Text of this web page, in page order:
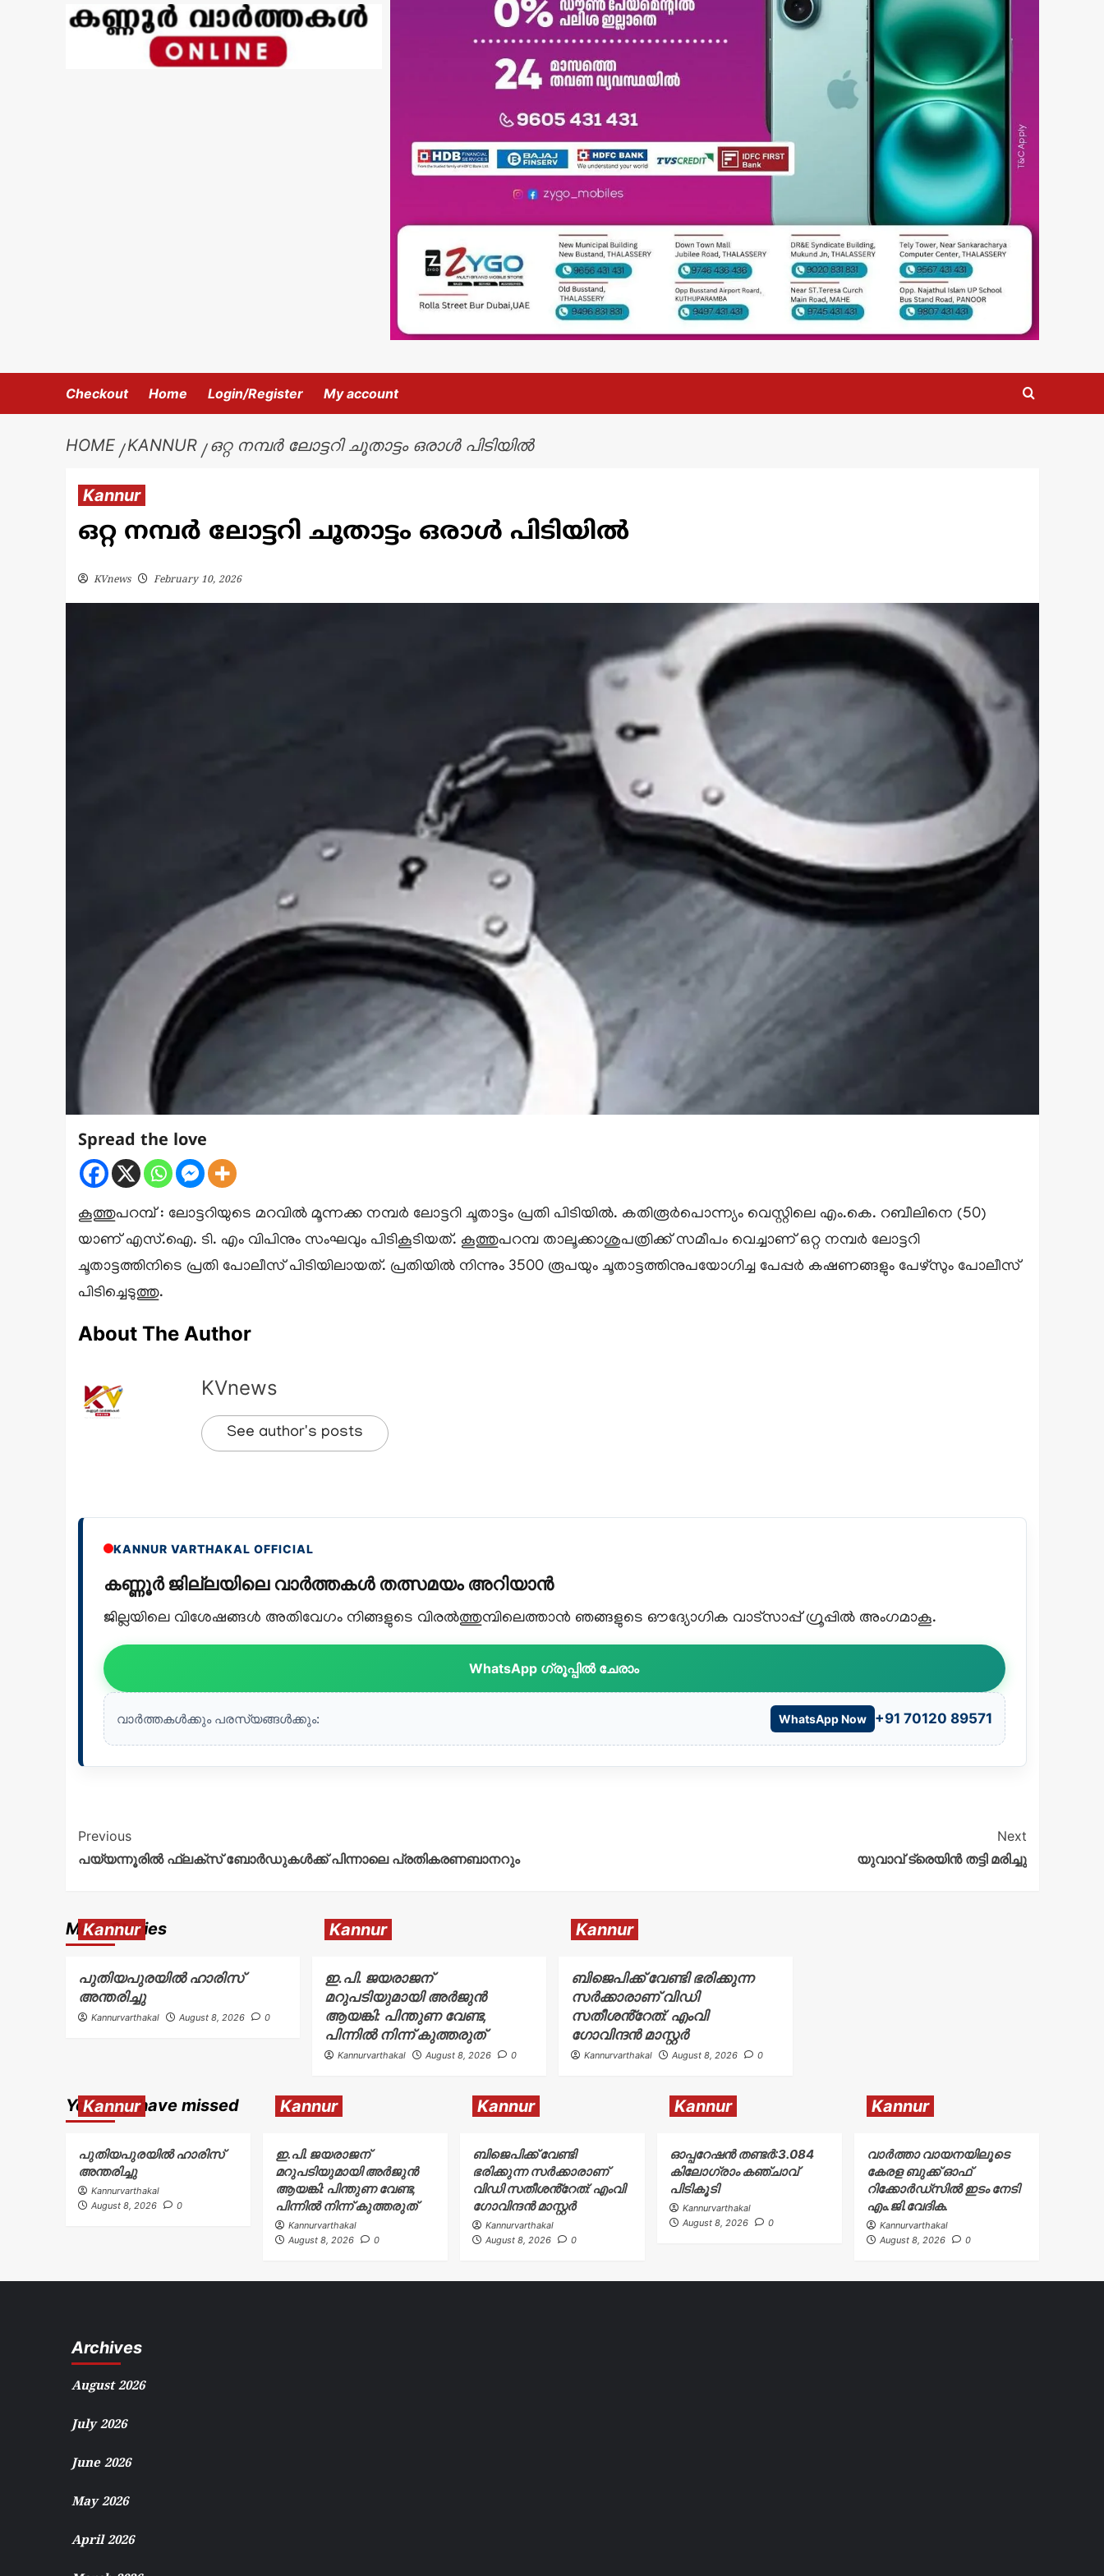
Checkout Home Login/Register My account
HOME KANNUR ഒറ്റ നമ്പർ ലോട്ടറി ചൂതാട്ടം ഒരാൾ പിടിയിൽ
Kannur
ഒറ്റ നമ്പർ ലോട്ടറി ചൂതാട്ടം ഒരാൾ പിടിയിൽ
KVnews February 10, 2026
Spread the love
കൂത്തുപറമ്പ് : ലോട്ടറിയുടെ മറവിൽ മൂന്നക്ക നമ്പർ ലോട്ടറി ചൂതാട്ടം പ്രതി പിടിയിൽ. കതിരൂർപൊന്ന്യം വെസ്റ്റിലെ എം.കെ. റബീലിനെ (50)
യാണ് എസ്.ഐ. ടി. എം വിപിനും സംഘവും പിടികൂടിയത്. കൂത്തുപറമ്പ താലൂക്കാശുപത്രിക്ക് സമീപം വെച്ചാണ് ഒറ്റ നമ്പർ ലോട്ടറി
ചൂതാട്ടത്തിനിടെ പ്രതി പോലീസ് പിടിയിലായത്. പ്രതിയിൽ നിന്നും 3500 രൂപയും ചൂതാട്ടത്തിനുപയോഗിച്ച പേപ്പർ കഷണങ്ങളും പേഴ്സും പോലീസ്
പിടിച്ചെടുത്തു.
About The Author
KVnews
See author's posts
KANNUR VARTHAKAL OFFICIAL
കണ്ണൂർ ജില്ലയിലെ വാർത്തകൾ തത്സമയം അറിയാൻ
ജില്ലയിലെ വിശേഷങ്ങൾ അതിവേഗം നിങ്ങളുടെ വിരൽത്തുമ്പിലെത്താൻ ഞങ്ങളുടെ ഔദ്യോഗിക വാട്സാപ്പ് ഗ്രൂപ്പിൽ അംഗമാകൂ.
WhatsApp ഗ്രൂപ്പിൽ ചേരാം
വാർത്തകൾക്കും പരസ്യങ്ങൾക്കും: WhatsApp Now +91 70120 89571
Previous
പയ്യന്നൂരിൽ ഫ്ലക്സ് ബോർഡുകൾക്ക് പിന്നാലെ പ്രതികരണബാനറും
Next
യുവാവ് ട്രെയിൻ തട്ടി മരിച്ചു
More Stories
Kannur
പുതിയപുരയിൽ ഹാരിസ്
അന്തരിച്ചു
Kannurvarthakal August 8, 2026 0
Kannur
ഇ.പി. ജയരാജന്
മറുപടിയുമായി അർജുൻ
ആയങ്കി: പിന്തുണ വേണ്ട,
പിന്നിൽ നിന്ന് കുത്തരുത്
Kannurvarthakal August 8, 2026 0
Kannur
ബിജെപിക്ക് വേണ്ടി ഭരിക്കുന്ന
സർക്കാരാണ് വിഡി
സതീശൻ്റേത്: എംവി
ഗോവിന്ദൻ മാസ്റ്റർ
Kannurvarthakal August 8, 2026 0
You may have missed
Kannur
പുതിയപുരയിൽ ഹാരിസ്
അന്തരിച്ചു
Kannurvarthakal
August 8, 2026
0
Kannur
ഇ.പി. ജയരാജന്
മറുപടിയുമായി അർജുൻ
ആയങ്കി: പിന്തുണ വേണ്ട,
പിന്നിൽ നിന്ന് കുത്തരുത്
Kannurvarthakal
August 8, 2026
0
Kannur
ബിജെപിക്ക് വേണ്ടി
ഭരിക്കുന്ന സർക്കാരാണ്
വിഡി സതീശൻ്റേത്: എംവി
ഗോവിന്ദൻ മാസ്റ്റർ
Kannurvarthakal
August 8, 2026
0
Kannur
ഓപ്പറേഷൻ തണ്ടർ:3.084
കിലോഗ്രാം കഞ്ചാവ്
പിടികൂടി
Kannurvarthakal
August 8, 2026
0
Kannur
വാർത്താ വായനയിലൂടെ
കേരള ബുക്ക് ഓഫ്
റിക്കോർഡ്സിൽ ഇടം നേടി
എം.ജി.വേദിക.
Kannurvarthakal
August 8, 2026
0
Archives
August 2026
July 2026
June 2026
May 2026
April 2026